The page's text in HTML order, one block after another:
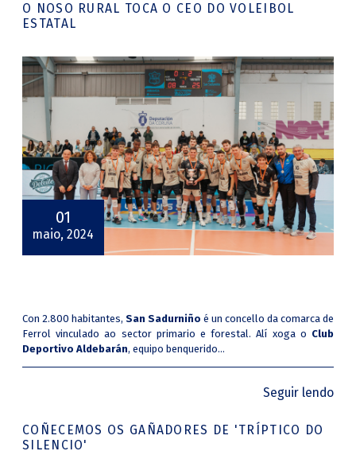
O NOSO RURAL TOCA O CEO DO VOLEIBOL
ESTATAL
01
maio, 2024
Con 2.800 habitantes, San Sadurniño é un concello da comarca de
Ferrol vinculado ao sector primario e forestal. Alí xoga o Club
Deportivo Aldebarán, equipo benquerido...
Seguir lendo
COÑECEMOS OS GAÑADORES DE 'TRÍPTICO DO
SILENCIO'